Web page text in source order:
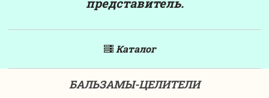
Каталог
БАЛЬЗАМЫ-ЦЕЛИТЕЛИ